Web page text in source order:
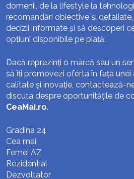
domenii, de la lifestyle la
recomandări obiective și
decizii informate și să descoperi
opțiuni disponibile pe piață.
Dacă reprezinți o marcă sau un
să îți promovezi oferta în fața unei
calitate și inovație, contactează-
discuta despre oportunitățile de
CeaMai.ro.
Gradina 24
Cea mai
Femei AZ
Rezidential
Dezvoltator